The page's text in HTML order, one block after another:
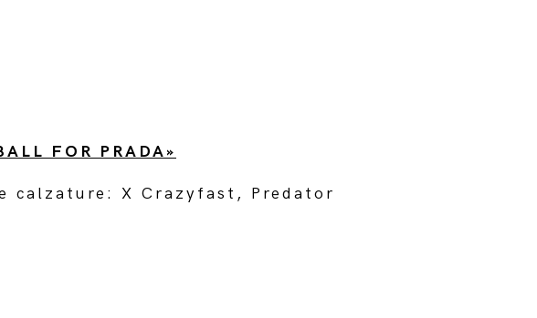
FOR PRADA»
calzature: X Crazyfast, Predator